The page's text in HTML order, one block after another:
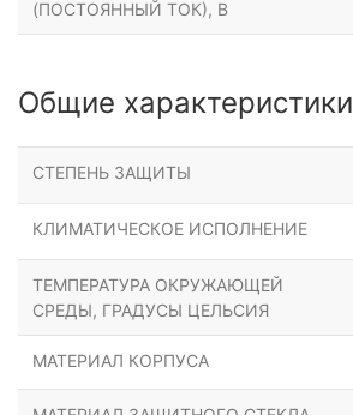
(ПОСТОЯННЫЙ ТОК), В
Общие характеристики
СТЕПЕНЬ ЗАЩИТЫ
КЛИМАТИЧЕСКОЕ ИСПОЛНЕНИЕ
ТЕМПЕРАТУРА ОКРУЖАЮЩЕЙ
СРЕДЫ, ГРАДУСЫ ЦЕЛЬСИЯ
МАТЕРИАЛ КОРПУСА